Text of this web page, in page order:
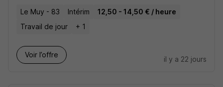
Le Muy - 83 Intérim
12,50 - 14,50 € / heure
Travail de jour
+ 1
Voir l’offre
il y a 22 jours